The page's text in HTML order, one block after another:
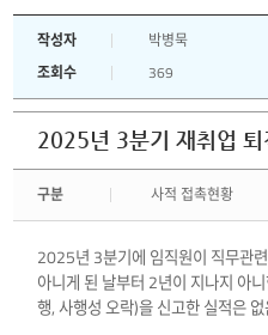
작성자
박병묵
조회수
369
2025년 3분기 재취업 퇴
구분 사적 접촉현황
2025년 3분기에 임직원이 직무관
아니게 된 날부터 2년이 지나지 아
행, 사행성 오락)을 신고한 실적은